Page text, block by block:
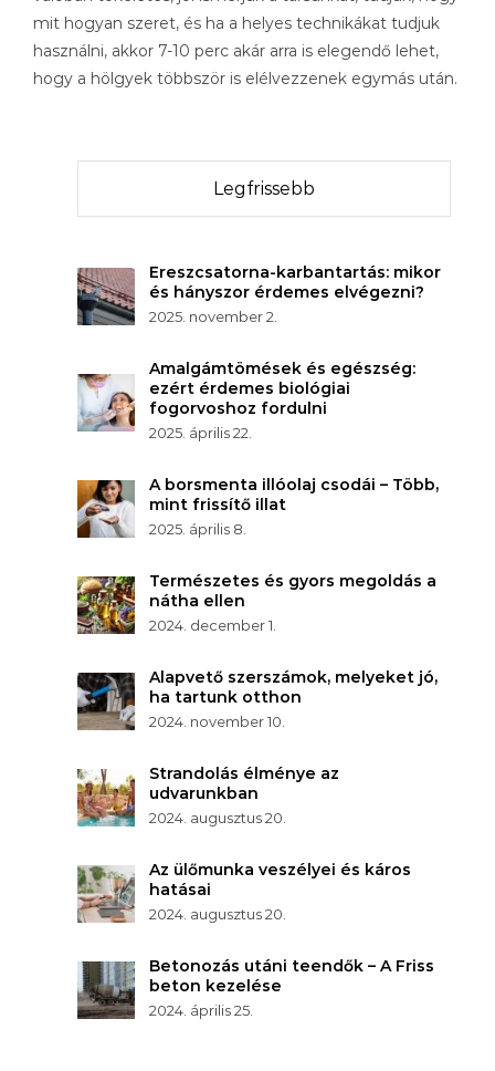
mit hogyan szeret, és ha a helyes technikákat tudjuk
használni, akkor 7-10 perc akár arra is elegendő lehet,
hogy a hölgyek többször is elélvezzenek egymás után.
Legfrissebb
Ereszcsatorna-karbantartás: mikor
és hányszor érdemes elvégezni?
2025. november 2.
Amalgámtömések és egészség:
ezért érdemes biológiai
fogorvoshoz fordulni
2025. április 22.
A borsmenta illóolaj csodái – Több,
mint frissítő illat
2025. április 8.
Természetes és gyors megoldás a
nátha ellen
2024. december 1.
Alapvető szerszámok, melyeket jó,
ha tartunk otthon
2024. november 10.
Strandolás élménye az
udvarunkban
2024. augusztus 20.
Az ülőmunka veszélyei és káros
hatásai
2024. augusztus 20.
Betonozás utáni teendők – A Friss
beton kezelése
2024. április 25.